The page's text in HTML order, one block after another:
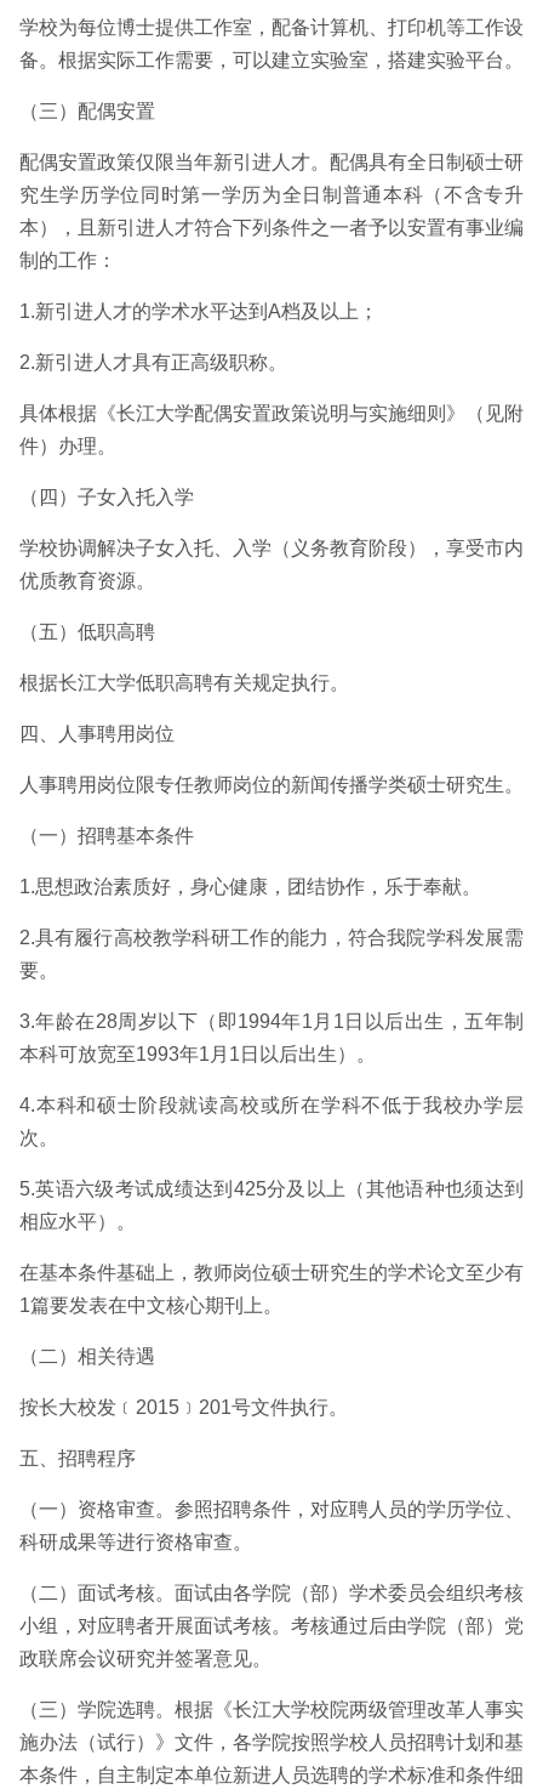
学校为每位博士提供工作室，配备计算机、打印机等工作设
备。根据实际工作需要，可以建立实验室，搭建实验平台。
（三）配偶安置
配偶安置政策仅限当年新引进人才。配偶具有全日制硕士研
究生学历学位同时第一学历为全日制普通本科（不含专升
本），且新引进人才符合下列条件之一者予以安置有事业编
制的工作：
1.新引进人才的学术水平达到A档及以上；
2.新引进人才具有正高级职称。
具体根据《长江大学配偶安置政策说明与实施细则》（见附
件）办理。
（四）子女入托入学
学校协调解决子女入托、入学（义务教育阶段），享受市内
优质教育资源。
（五）低职高聘
根据长江大学低职高聘有关规定执行。
四、人事聘用岗位
人事聘用岗位限专任教师岗位的新闻传播学类硕士研究生。
（一）招聘基本条件
1.思想政治素质好，身心健康，团结协作，乐于奉献。
2.具有履行高校教学科研工作的能力，符合我院学科发展需
要。
3.年龄在28周岁以下（即1994年1月1日以后出生，五年制
本科可放宽至1993年1月1日以后出生）。
4.本科和硕士阶段就读高校或所在学科不低于我校办学层
次。
5.英语六级考试成绩达到425分及以上（其他语种也须达到
相应水平）。
在基本条件基础上，教师岗位硕士研究生的学术论文至少有
1篇要发表在中文核心期刊上。
（二）相关待遇
按长大校发﹝2015﹞201号文件执行。
五、招聘程序
（一）资格审查。参照招聘条件，对应聘人员的学历学位、
科研成果等进行资格审查。
（二）面试考核。面试由各学院（部）学术委员会组织考核
小组，对应聘者开展面试考核。考核通过后由学院（部）党
政联席会议研究并签署意见。
（三）学院选聘。根据《长江大学校院两级管理改革人事实
施办法（试行）》文件，各学院按照学校人员招聘计划和基
本条件，自主制定本单位新进人员选聘的学术标准和条件细